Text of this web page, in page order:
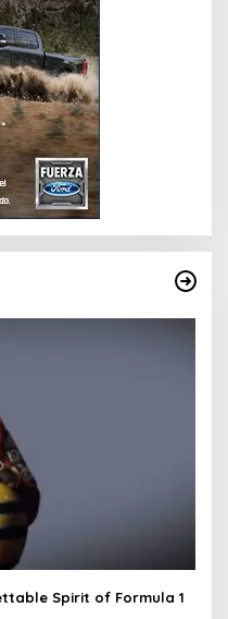
Spirit of Formula 1